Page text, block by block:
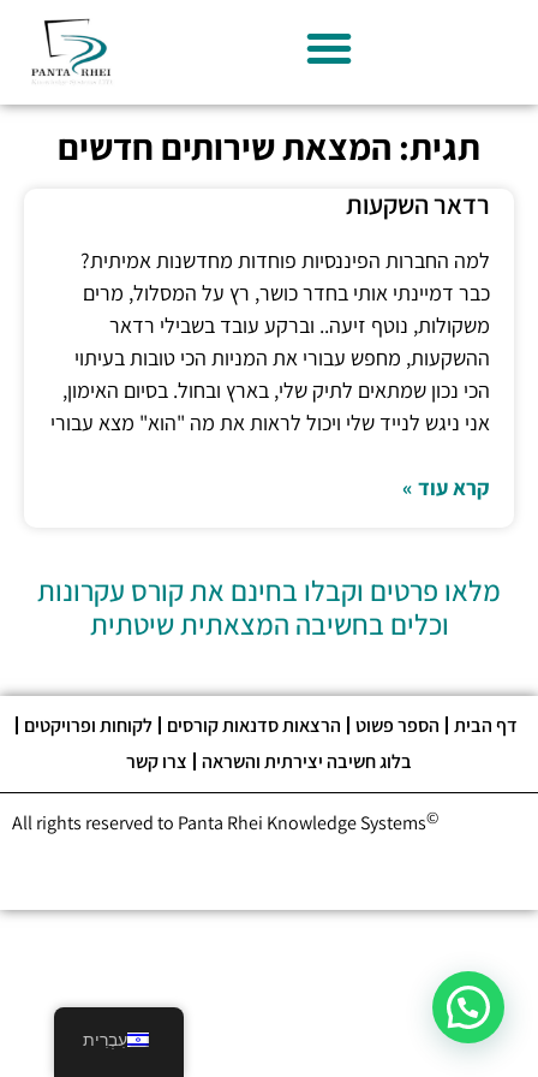
תגית: המצאת שירותים חדשים
רדאר השקעות
למה החברות הפיננסיות פוחדות מחדשנות אמיתית?
כבר דמיינתי אותי בחדר כושר, רץ על המסלול, מרים
משקולות, נוטף זיעה.. וברקע עובד בשבילי רדאר
ההשקעות, מחפש עבורי את המניות הכי טובות בעיתוי
הכי נכון שמתאים לתיק שלי, בארץ ובחול. בסיום האימון,
אני ניגש לנייד שלי ויכול לראות את מה "הוא" מצא עבורי
קרא עוד »
מלאו פרטים וקבלו בחינם את קורס עקרונות
וכלים בחשיבה המצאתית שיטתית
דף הבית הספר פשוט הרצאות סדנאות קורסים
לקוחות ופרויקטים
בלוג חשיבה יצירתית והשראה
צרו קשר
All rights reserved to Panta Rhei Knowledge Systems©
עִבְרִית